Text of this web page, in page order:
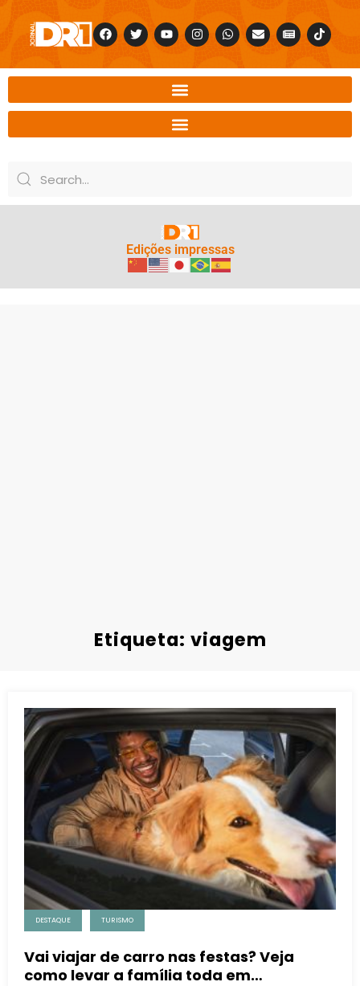
Edições impressas
Etiqueta: viagem
DESTAQUE TURISMO
Vai viajar de carro nas festas? Veja
como levar a família toda em